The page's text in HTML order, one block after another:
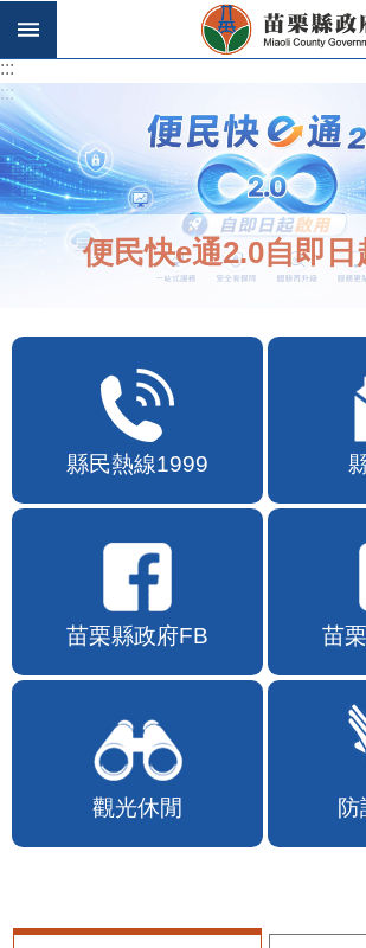
跳到主要內容區塊
:::
:::
便民快e通2.0自即日
縣民熱線1999
苗栗縣政府FB 苗
觀光休閒 防